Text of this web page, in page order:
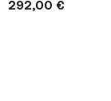
292,00 €